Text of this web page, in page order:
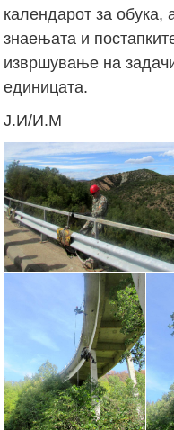
календарот за
знаењата и
извршување на
единицата.
Ј.И/И.М